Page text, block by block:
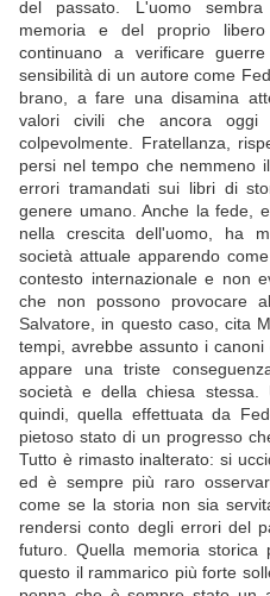
del passato. L'uomo
memoria e del proprio
continuano a verificare
sensibilità di un autore come
brano, a fare una disamina
valori civili che ancora oggi
colpevolmente. Fratellanza,
persi nel tempo che nemmeno
errori tramandati sui libri di
genere umano. Anche la fede,
nella crescita dell'uomo, ha
società attuale apparendo
contesto internazionale e non
che non possono provocare
Salvatore, in questo caso, cita
tempi, avrebbe assunto i
appare una triste
società e della chiesa stessa.
quindi, quella effettuata da
pietoso stato di un progresso
Tutto è rimasto inalterato: si
ed è sempre più raro
come se la storia non sia
rendersi conto degli errori del
futuro. Quella memoria
questo il rammarico più forte